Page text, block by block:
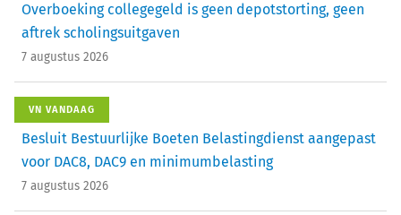
Overboeking collegegeld is geen depotstorting, geen
aftrek scholingsuitgaven
7 augustus 2026
VN VANDAAG
Besluit Bestuurlijke Boeten Belastingdienst aangepast
voor DAC8, DAC9 en minimumbelasting
7 augustus 2026